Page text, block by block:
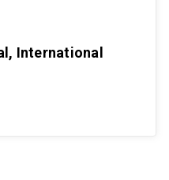
International